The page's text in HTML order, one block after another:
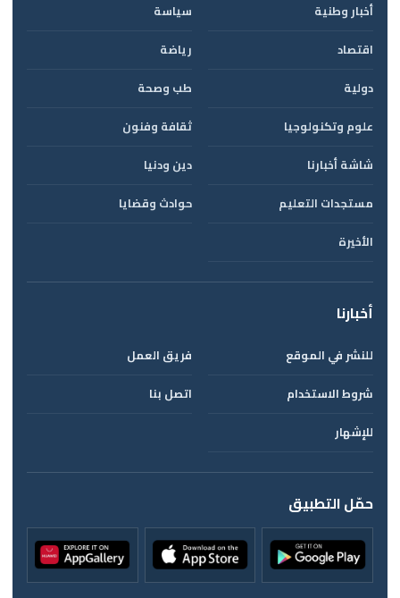
أخبار وطنية
سياسة
اقتصاد
رياضة
دولية
طب وصحة
علوم وتكنولوجيا
ثقافة وفنون
شاشة أخبارنا
دين ودنيا
مستجدات التعليم
حوادث وقضايا
الأخيرة
أخبارنا
للنشر في الموقع
فريق العمل
شروط الاستخدام
اتصل بنا
للإشهار
حمّل التطبيق